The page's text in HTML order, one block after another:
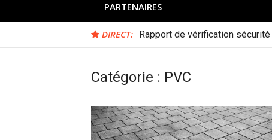
PARTENAIRES
DIRECT: Rapport de vérification
Catégorie : PVC